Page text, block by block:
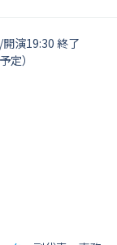
演19:30 終了
定）